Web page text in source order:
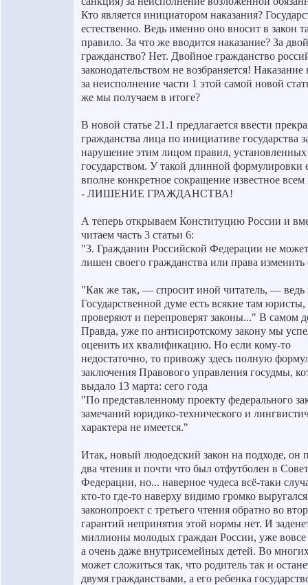
Кто является инициатором наказания?
естественно. Ведь именно оно вносит в закон
правило. За что же вводится наказание? За
гражданство? Нет. Двойное гражданство
законодательством не возбраняется! Наказание
за неисполнение части 1 этой самой новой
же мы получаем в итоге?
В новой статье 21.1 предлагается ввести
гражданства лица по инициативе государства
нарушение этим лицом правил, установленных
государством. У такой длинной формулировки
вполне конкретное сокращение известное
- ЛИШЕНИЕ ГРАЖДАНСТВА!
А теперь открываем Конституцию России и
читаем часть 3 статьи 6:
"3. Гражданин Российской Федерации не
лишен своего гражданства или права изменить
"Как же так, — спросит иной читатель, — ведь
Государственной думе есть всякие там
проверяют и перепроверят законы..." В самом
Правда, уже по антисиротскому закону мы
оценить их квалификацию. Но если кому-то
недостаточно, то привожу здесь полную
заключения Правового управления госудмы,
выдало 13 марта: сего года
"По представленному проекту федерального
замечаний юридико-технического и
характера не имеется."
Итак, новый людоедский закон на подходе, он
два чтения и почти что был отфутболен в Совет
Федерации, но... наверное чудеса всё-таки
кто-то где-то наверху видимо громко
законопроект с третьего чтения обратно во
гарантий непринятия этой нормы нет. И
миллионы молодых граждан России, уже вовсе
а очень даже внутрисемейных детей. Во
может сложиться так, что родитель так и
двумя гражданствами, а его ребенка